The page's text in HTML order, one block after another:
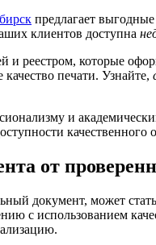
предлагает
клиентов доступна
и реестром, которые
печати. Узнайте,
и
качественного
от
документ, может
с использованием